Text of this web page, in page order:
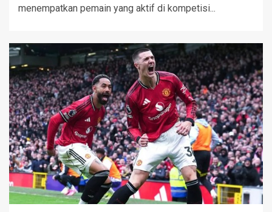
menempatkan pemain yang aktif di kompetisi...